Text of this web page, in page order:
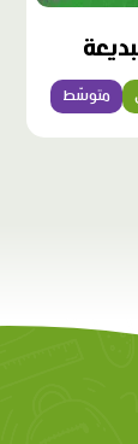
متوسّط